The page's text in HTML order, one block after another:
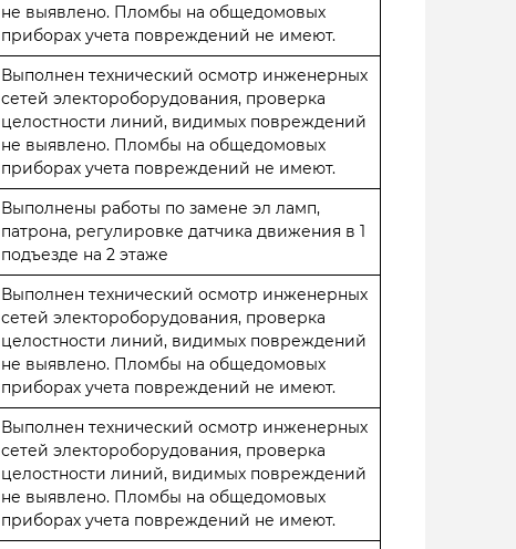
не выявлено. Пломбы на общедомовых
приборах учета повреждений не имеют.
Выполнен технический осмотр инженерных
сетей электороборудования, проверка
целостности линий, видимых повреждений
не выявлено. Пломбы на общедомовых
приборах учета повреждений не имеют.
Выполнены работы по замене эл ламп,
патрона, регулировке датчика движения в 1
подъезде на 2 этаже
Выполнен технический осмотр инженерных
сетей электороборудования, проверка
целостности линий, видимых повреждений
не выявлено. Пломбы на общедомовых
приборах учета повреждений не имеют.
Выполнен технический осмотр инженерных
сетей электороборудования, проверка
целостности линий, видимых повреждений
не выявлено. Пломбы на общедомовых
приборах учета повреждений не имеют.